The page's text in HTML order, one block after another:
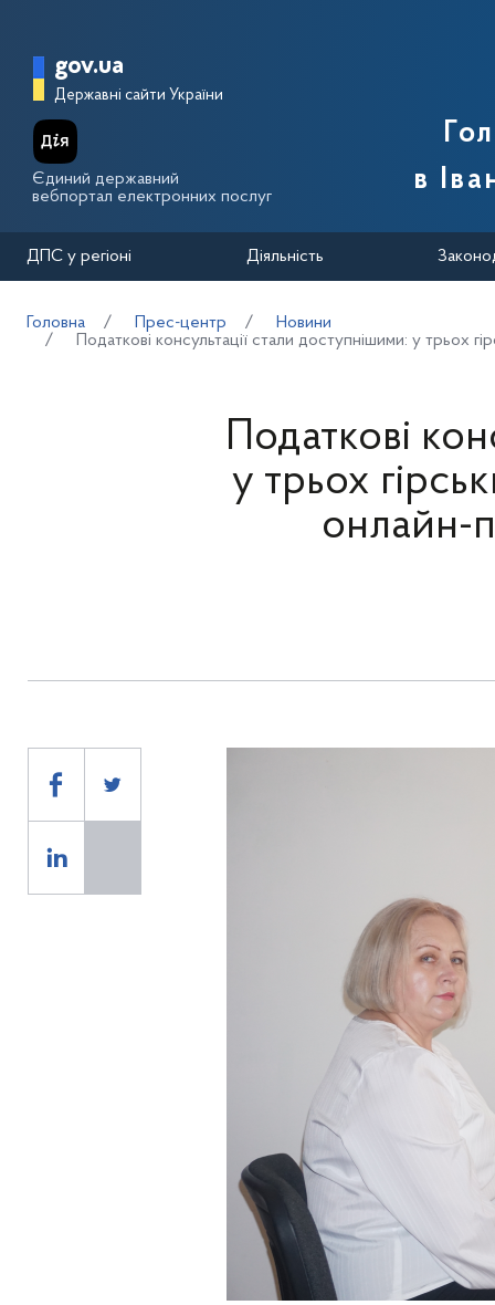
Головна сторінка Державної
gov.ua
Державні сайти України
Єдиний державний
вебпортал електронних послуг
в
ДПС у регіоні Діяльність
Головна Прес-центр
Новини
Податкові консультації стали доступнішими: у трьох
Податкові
у трьох
онлайн-